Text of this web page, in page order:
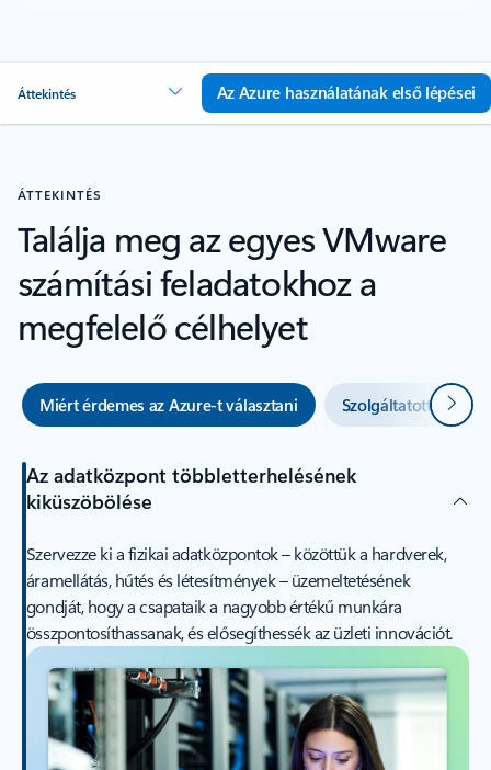
Áttekintés Az Azure használatának első lépései
ÁTTEKINTÉS
Találja meg az egyes VMware
számítási feladatokhoz a
megfelelő célhelyet
Miért érdemes az Azure-t választani Szolgáltatott
Az adatközpont többletterhelésének
kiküszöbölése
Szervezze ki a fizikai adatközpontok – közöttük a hardverek,
áramellátás, hűtés és létesítmények – üzemeltetésének
gondját, hogy a csapataik a nagyobb értékű munkára
összpontosíthassanak, és elősegíthessék az üzleti innovációt.